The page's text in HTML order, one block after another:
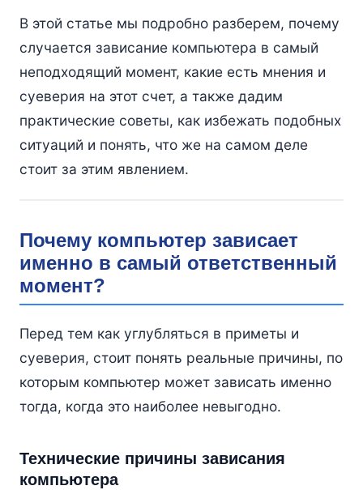
В этой статье мы подробно разберем, почему
случается зависание компьютера в самый
неподходящий момент, какие есть мнения и
суеверия на этот счет, а также дадим
практические советы, как избежать подобных
ситуаций и понять, что же на самом деле
стоит за этим явлением.
Почему компьютер зависает
именно в самый ответственный
момент?
Перед тем как углубляться в приметы и
суеверия, стоит понять реальные причины, по
которым компьютер может зависать именно
тогда, когда это наиболее невыгодно.
Технические причины зависания
компьютера